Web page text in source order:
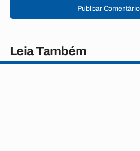
Publicar Comentário
Leia Também